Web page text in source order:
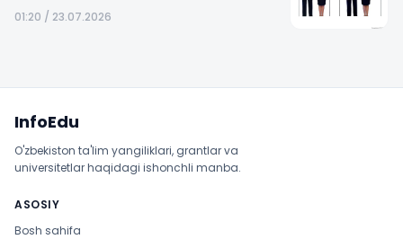
01:20 / 23.07.2026
InfoEdu
O'zbekiston ta'lim yangiliklari, grantlar va
universitetlar haqidagi ishonchli manba.
ASOSIY
Bosh sahifa